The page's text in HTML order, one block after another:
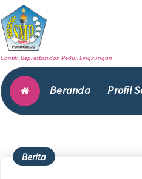
Cantik, Beprestasi dan Peduli Lingkungan
Beranda Profil
Berita